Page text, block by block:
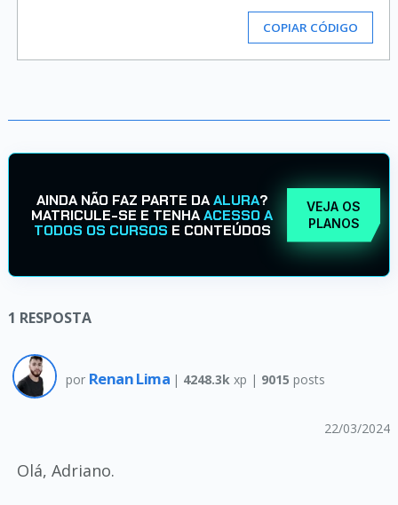
COPIAR CÓDIGO
AINDA NÃO FAZ PARTE DAALURA?
MATRICULE-SE E TENHAACESSO A
TODOS OS CURSOS E CONTEÚDOS
VEJA OS
PLANOS
1 RESPOSTA
por Renan Lima | 4248.3k xp | 9015 posts
22/03/2024
Olá, Adriano.